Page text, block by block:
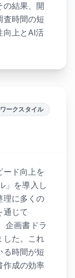
の結果、開
査時間の短
向上とAI活
ークスタイル
ード向上を
」を導入し
理に多くの
通じて
企画書ドラ
した。これ
る時間が短
作成の効率